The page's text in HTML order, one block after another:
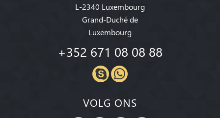
L-2340 Luxembourg
Grand-Duché de
Luxembourg
+352 671 08 08 88
VOLG ONS